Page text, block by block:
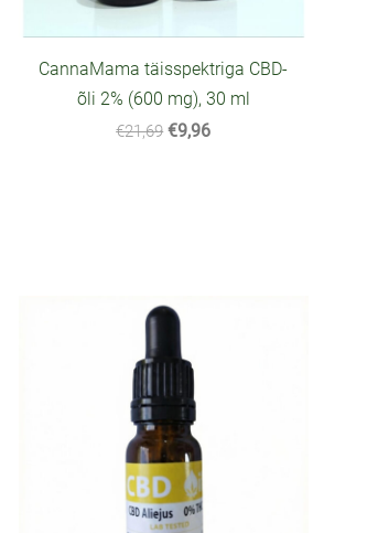
CannaMama täisspektriga CBD-
õli 2% (600 mg), 30 ml
€21,69 €9,96